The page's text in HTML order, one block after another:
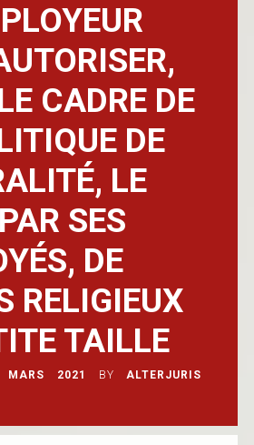
CADRE DE
DE
LE
SES
DE
RELIGIEUX
TAILLE
MARS 2021 BY
ALTERJURIS